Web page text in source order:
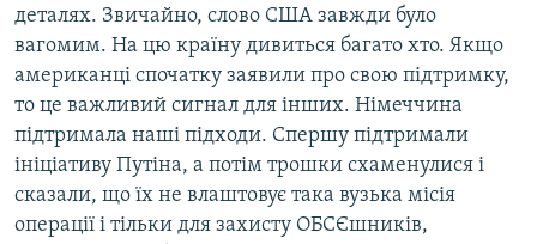
деталях. Звичайно, слово США завжди було
вагомим. На цю країну дивиться багато хто. Якщо
американці спочатку заявили про свою підтримку,
то це важливий сигнал для інших. Німеччина
підтримала наші підходи. Спершу підтримали
ініціативу Путіна, а потім трошки схаменулися і
сказали, що їх не влаштовує така вузька місія
операції і тільки для захисту ОБСЄшників,